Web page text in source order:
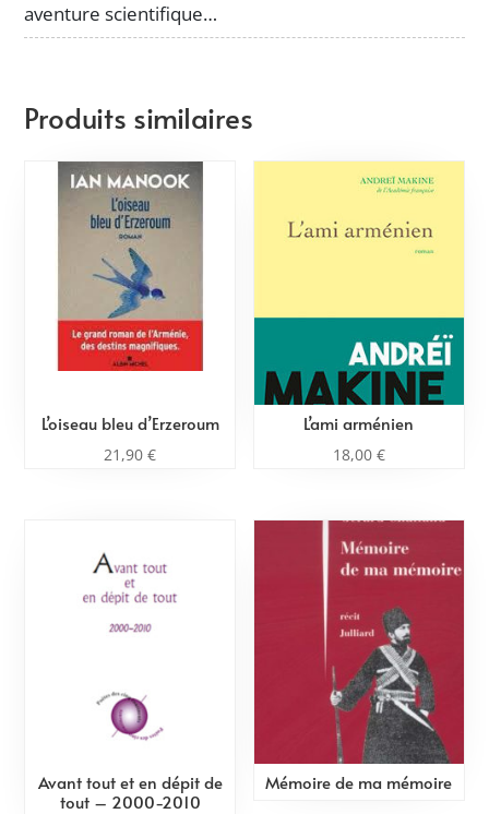
aventure scientifique…
Produits similaires
L’oiseau bleu d’Erzeroum
21,90€
L’ami arménien
18,00 €
Avant tout et en dépit de
tout – 2000-2010
Mémoire de ma mémoire